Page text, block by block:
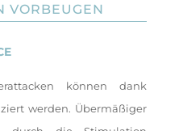
VORBEUGEN
können dank
werden. Übermäßiger